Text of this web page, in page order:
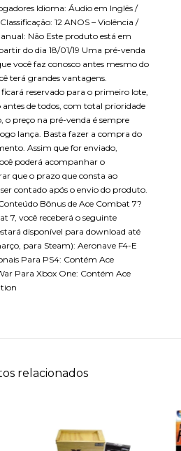
Idioma: Áudio em Inglês /
12 ANOS – Violência /
Não Este produto está em
do dia 18/01/19 Uma pré-venda
você faz conosco antes mesmo do
terá grandes vantagens.
reservado para o primeiro lote,
antes de todos, com total prioridade
o preço na pré-venda é sempre
lança. Basta fazer a compra do
Assim que for enviado,
poderá acompanhar o
que o prazo que consta ao
contado após o envio do produto.
Bônus de Ace Combat 7?
7, você receberá o seguinte
disponível para download até
para Steam): Aeronave F4-E
Para PS4: Contém Ace
Para Xbox One: Contém Ace
relacionados